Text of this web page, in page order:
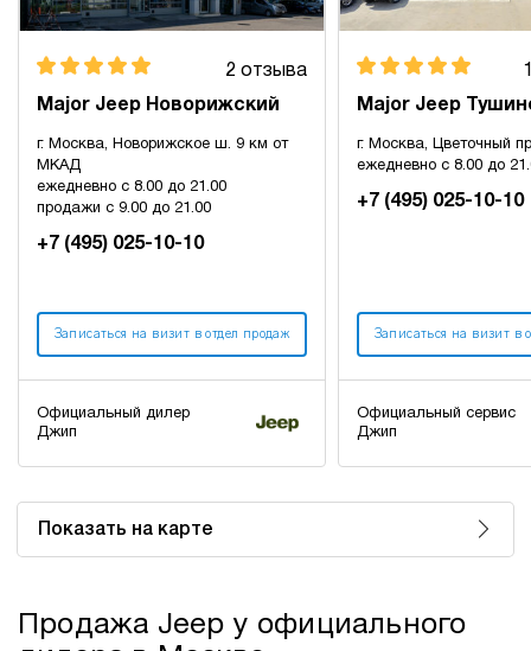
Показать на карте
2 отзыва
Major Jeep Новорижский
г. Москва, Новорижское ш. 9 км от
МКАД
ежедневно с 8.00 до 21.00
продажи с 9.00 до 21.00
+7 (495) 025-10-10
Записаться на визит в отдел продаж
Официальный дилер
Джип
Major Jeep
г. Москва, Цветочный
ежедневно с 8.00 до
+7 (495) 025-10-10
Записаться на визит в
Официальный сервис
Джип
Продажа Jeep у официального